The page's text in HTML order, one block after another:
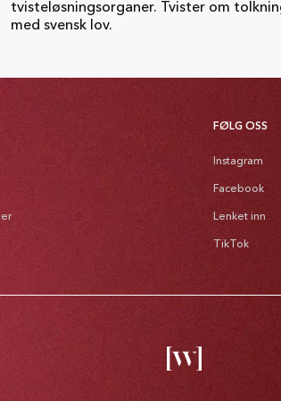
tvisteløsningsorganer. Tvister om
med svensk lov.
FØLG OSS
Instagram
Facebook
Lenket inn
TikTok